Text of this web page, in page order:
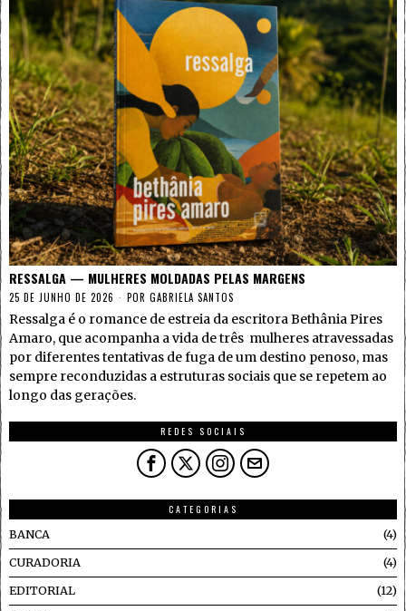
RESSALGA — MULHERES MOLDADAS PELAS MARGENS
25 DE JUNHO DE 2026 POR GABRIELA SANTOS
Ressalga é o romance de estreia da escritora Bethânia Pires
Amaro, que acompanha a vida de três mulheres atravessadas
por diferentes tentativas de fuga de um destino penoso, mas
sempre reconduzidas a estruturas sociais que se repetem ao
longo das gerações.
REDES SOCIAIS
CATEGORIAS
BANCA
4
CURADORIA 4
EDITORIAL 12